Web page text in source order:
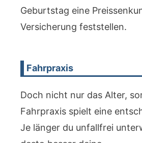
Geburtstag eine
Versicherung feststellen.
Fahrpraxis
Doch nicht nur das Alter,
Fahrpraxis spielt eine
Je länger du unfallfrei